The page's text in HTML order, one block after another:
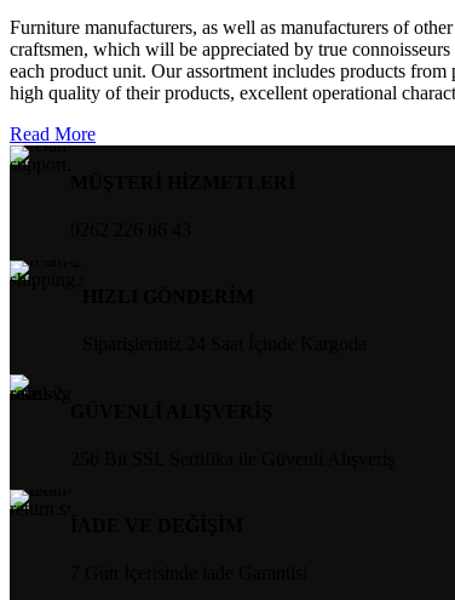
Furniture manufacturers, as well as manufacturers of
craftsmen, which will be appreciated by true
each product unit. Our assortment includes products
high quality of their products, excellent operational
Read More